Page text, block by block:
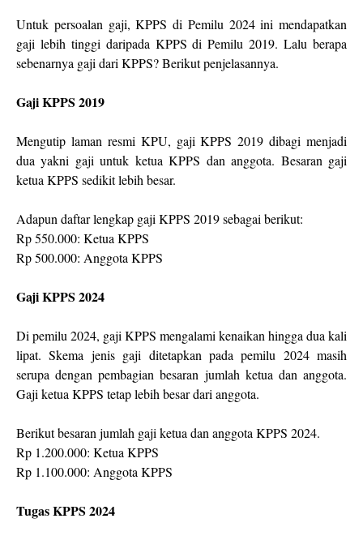
Untuk persoalan gaji, KPPS di Pemilu 2024 ini mendapatkan
gaji lebih tinggi daripada KPPS di Pemilu 2019. Lalu berapa
sebenarnya gaji dari KPPS? Berikut penjelasannya.
Gaji KPPS 2019
Mengutip laman resmi KPU, gaji KPPS 2019 dibagi menjadi
dua yakni gaji untuk ketua KPPS dan anggota. Besaran gaji
ketua KPPS sedikit lebih besar.
Adapun daftar lengkap gaji KPPS 2019 sebagai berikut:
Rp 550.000: Ketua KPPS
Rp 500.000: Anggota KPPS
Gaji KPPS 2024
Di pemilu 2024, gaji KPPS mengalami kenaikan hingga dua kali
lipat. Skema jenis gaji ditetapkan pada pemilu 2024 masih
serupa dengan pembagian besaran jumlah ketua dan anggota.
Gaji ketua KPPS tetap lebih besar dari anggota.
Berikut besaran jumlah gaji ketua dan anggota KPPS 2024.
Rp 1.200.000: Ketua KPPS
Rp 1.100.000: Anggota KPPS
Tugas KPPS 2024